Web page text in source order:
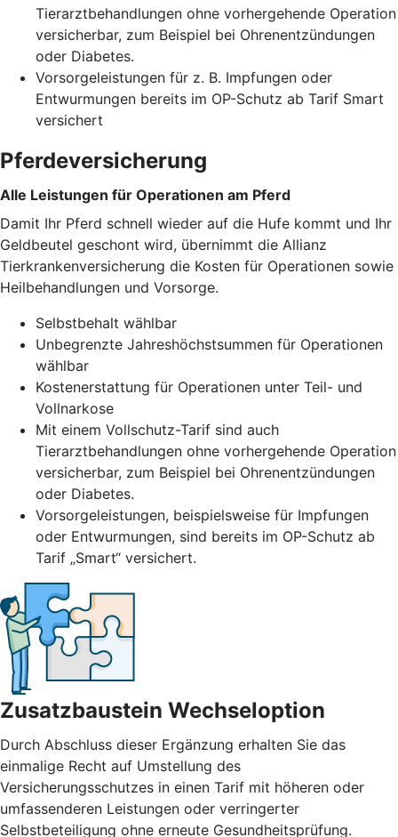
Tierarztbehandlungen ohne vorhergehende Operation
versicherbar, zum Beispiel bei Ohrenentzündungen
oder Diabetes.
Vorsorgeleistungen für z. B. Impfungen oder
Entwurmungen bereits im OP-Schutz ab Tarif Smart
versichert
Pferdeversicherung
Alle Leistungen für Operationen am Pferd
Damit Ihr Pferd schnell wieder auf die Hufe kommt und Ihr
Geldbeutel geschont wird, übernimmt die Allianz
Tierkrankenversicherung die Kosten für Operationen sowie
Heilbehandlungen und Vorsorge.
Selbstbehalt wählbar
Unbegrenzte Jahreshöchstsummen für Operationen
wählbar
Kostenerstattung für Operationen unter Teil- und
Vollnarkose
Mit einem Vollschutz-Tarif sind auch
Tierarztbehandlungen ohne vorhergehende Operation
versicherbar, zum Beispiel bei Ohrenentzündungen
oder Diabetes.
Vorsorgeleistungen, beispielsweise für Impfungen
oder Entwurmungen, sind bereits im OP-Schutz ab
Tarif „Smart“ versichert.
Zusatzbaustein Wechseloption
Durch Abschluss dieser Ergänzung erhalten Sie das
einmalige Recht auf Umstellung des
Versicherungsschutzes in einen Tarif mit höheren oder
umfassenderen Leistungen oder verringerter
Selbstbeteiligung ohne erneute Gesundheitsprüfung.